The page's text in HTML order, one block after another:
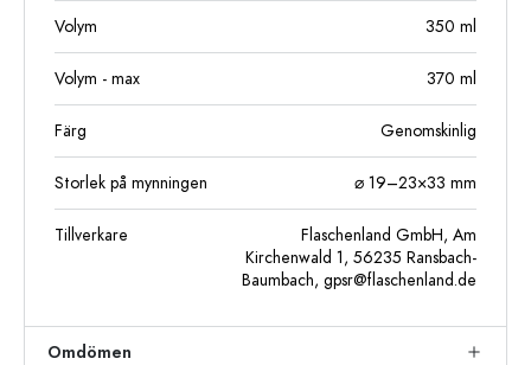
Volym 350 ml
Volym - max 370 ml
Färg Genomskinlig
Storlek på mynningen ⌀ 19–23×33 mm
Tillverkare
Flaschenland GmbH, Am
Kirchenwald 1, 56235 Ransbach-
Baumbach, gpsr@flaschenland.de
Omdömen